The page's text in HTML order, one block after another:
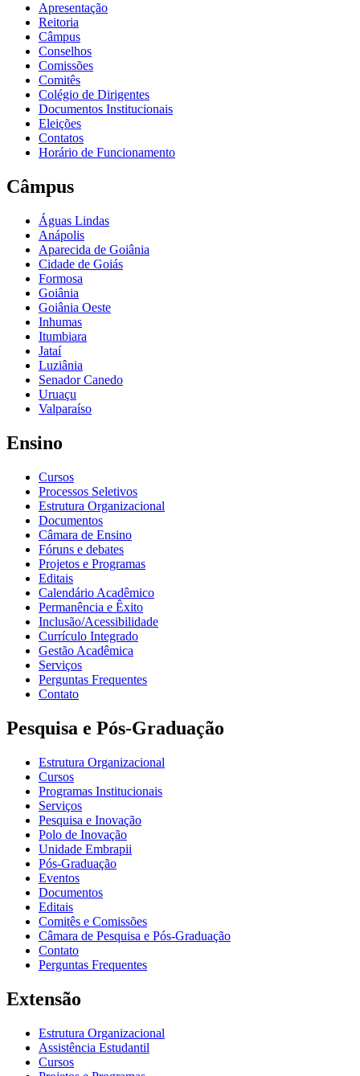
Apresentação
Reitoria
Câmpus
Conselhos
Comissões
Comitês
Colégio de Dirigentes
Documentos Institucionais
Eleições
Contatos
Horário de Funcionamento
Câmpus
Águas Lindas
Anápolis
Aparecida de Goiânia
Cidade de Goiás
Formosa
Goiânia
Goiânia Oeste
Inhumas
Itumbiara
Jataí
Luziânia
Senador Canedo
Uruaçu
Valparaíso
Ensino
Cursos
Processos Seletivos
Estrutura Organizacional
Documentos
Câmara de Ensino
Fóruns e debates
Projetos e Programas
Editais
Calendário Acadêmico
Permanência e Êxito
Inclusão/Acessibilidade
Currículo Integrado
Gestão Acadêmica
Serviços
Perguntas Frequentes
Contato
Pesquisa e Pós-Graduação
Estrutura Organizacional
Cursos
Programas Institucionais
Serviços
Pesquisa e Inovação
Polo de Inovação
Unidade Embrapii
Pós-Graduação
Eventos
Documentos
Editais
Comitês e Comissões
Câmara de Pesquisa e Pós-Graduação
Contato
Perguntas Frequentes
Extensão
Estrutura Organizacional
Assistência Estudantil
Cursos